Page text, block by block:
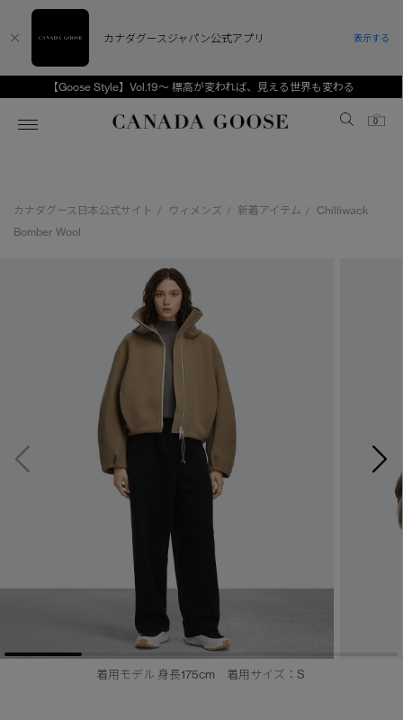
【Goose Style】Vol.19～ 標高が変われば、見える世界も変わる
Canada Goose
0
アンバサダー
スプリングコレクション
ベストセラー
FW26コレクション
サマー 26 コレクション
サマー 26 コレクションLOOK
日本限定モデル
スノーグース
メイドインジャパンTシャツ
アウターウェア
アクセサリー
ベストセラー
FW26コレクション
サマー 26 コレクション
サマー 26 コレクションLOOK
日本限定モデル
スノーグース
メイドインジャパンTシャツ
アウターウェア
アクセサリー
ベビー（0‐24ヵ月)
キッズ（2‐7歳)
ユース（6＋歳)
コレクション
CANADA GOOSE Generationsは、アウター
ウェアの下取り・再販を通じて、長く愛される製
品の価値を受け継いでいきます。
アーカイブの希少なピースもご覧いただけます。
詳しく見る
カナダグース日本公式サイト / ウィメンズ / 新着アイテム /
Chilliwack
Bomber Wool
着用モデル 身長175cm 着用サイズ：S
カナダグースジャパン公式アプリ 表示する